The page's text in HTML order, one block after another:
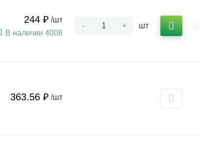
244 ₽ /шт
В наличии 4008
- + шт
363.56 ₽ /шт